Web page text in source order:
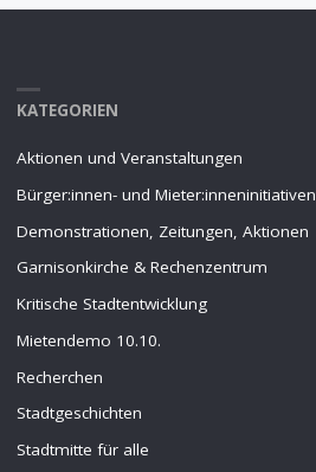
KATEGORIEN
Aktionen und Veranstaltungen
Bürger:innen- und Mieter:inneninitiativen
Demonstrationen, Zeitungen, Aktionen
Garnisonkirche & Rechenzentrum
Kritische Stadtentwicklung
Mietendemo 10.10.
Recherchen
Stadtgeschichten
Stadtmitte für alle